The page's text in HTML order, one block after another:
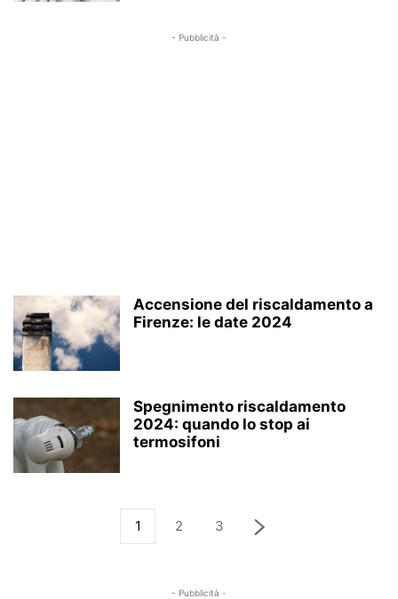
- Pubblicità -
Accensione del riscaldamento a
Firenze: le date 2024
Spegnimento riscaldamento
2024: quando lo stop ai
termosifoni
1 2 3
- Pubblicità -